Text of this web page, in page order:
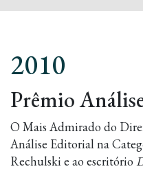
2010
Prêmio
O Mais Admirado do
Análise Editorial na
Rechulski e ao escritório